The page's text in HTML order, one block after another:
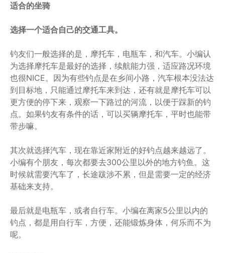
适合的坐骑
选择一个适合自己的交通工具。
钓友们一般选择的是，摩托车，电瓶车，和汽车。小编认
为选择摩托车是最好的选择，续航能力强，适应路况环境
也很NICE。因为有些钓点是在乡间小路，汽车根本没法达
到目标地，只能通过摩托车来到达，还有就是摩托车可以
更方便的停下来，观察一下路过的河流，以便于踩新的钓
点。如果钓友有条件的话，可以买辆摩托车，平时也能带
带步嘛。
其次就选择汽车，现在靠近家附近的好钓点越来越远了。
小编有个朋友，每次都要去300公里以外的地方钓鱼。这
时候就需要汽车了，长途跋涉不累，但是需要一定的经济
基础来支持。
最后就是电瓶车，或者自行车。小编在离家5公里以内的
钓点，都是用自行车，方便，还能锻炼身体，何乐而不为
呢。